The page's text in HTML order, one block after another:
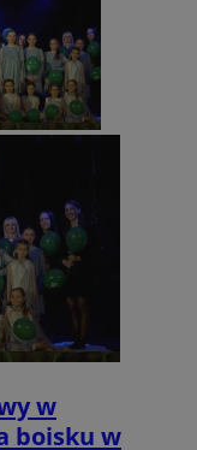
w
boisku w